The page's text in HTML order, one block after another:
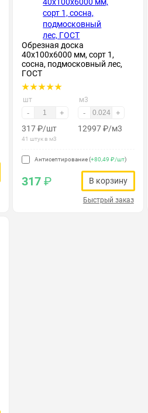
Обрезная доска
40х100х6000 мм, сорт 1,
сосна, подмосковный лес,
ГОСТ
шт
- +
317₽/шт
41 штук в м3
м3
- +
12997₽/м3
Антисептирование (+80,49 ₽/шт)
317₽ В корзину
Быстрый заказ